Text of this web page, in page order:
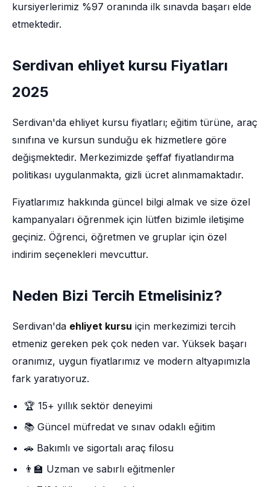
kursiyerlerimiz %97 oranında ilk sınavda başarı elde
etmektedir.
Serdivan ehliyet kursu Fiyatları
2025
Serdivan'da ehliyet kursu fiyatları; eğitim türüne, araç
sınıfına ve kursun sunduğu ek hizmetlere göre
değişmektedir. Merkezimizde şeffaf fiyatlandırma
politikası uygulanmakta, gizli ücret alınmamaktadır.
Fiyatlarımız hakkında güncel bilgi almak ve size özel
kampanyaları öğrenmek için lütfen bizimle iletişime
geçiniz. Öğrenci, öğretmen ve gruplar için özel
indirim seçenekleri mevcuttur.
Neden Bizi Tercih Etmelisiniz?
Serdivan'da ehliyet kursu için merkezimizi tercih
etmeniz gereken pek çok neden var. Yüksek başarı
oranımız, uygun fiyatlarımız ve modern altyapımızla
fark yaratıyoruz.
🏆 15+ yıllık sektör deneyimi
📚 Güncel müfredat ve sınav odaklı eğitim
🚗 Bakımlı ve sigortalı araç filosu
👨‍🏫 Uzman ve sabırlı eğitmenler